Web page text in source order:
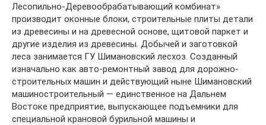
Лесопильно-Деревообрабатывающий комбинат»
производит оконные блоки, строительные плиты детали
из древесины и на древесной основе, щитовой паркет и
другие изделия из древесины. Добычей и заготовкой
леса занимается ГУ Шимановский лесхоз. Созданный
изначально как авто-ремонтный завод для дорожно-
строительных машин и действующий ныне Шимановский
машиностроительный — единственное на Дальнем
Востоке предприятие, выпускающее подъемники для
специальной крановой бурильной машины и